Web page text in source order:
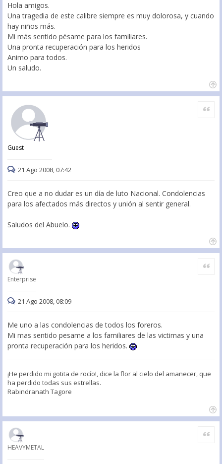
Hola amigos.
Una tragedia de este calibre siempre es muy dolorosa, y cuando
hay niños más.
Mi más sentido pésame para los familiares.
Una pronta recuperación para los heridos
Animo para todos.
Un saludo.
Guest
Citar
21 Ago 2008, 07:42
Creo que a no dudar es un día de luto Nacional. Condolencias
para los afectados más directos y unión al sentir general.
Saludos del Abuelo.
Enterprise
Citar
21 Ago 2008, 08:09
Me uno a las condolencias de todos los foreros.
Mi mas sentido pesame a los familiares de las victimas y una
pronta recuperación para los heridos.
¡He perdido mi gotita de rocío!, dice la flor al cielo del amanecer, que
ha perdido todas sus estrellas.
Rabindranath Tagore
HEAVYMETAL
Citar